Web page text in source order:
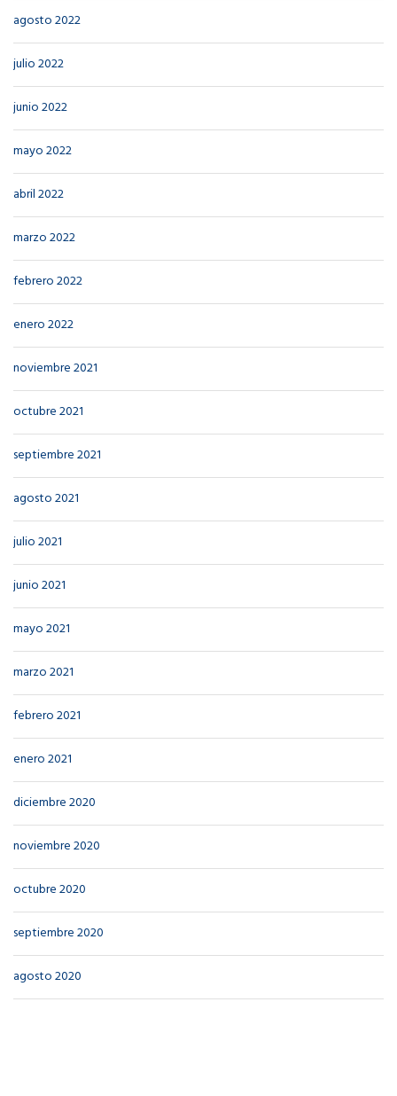
agosto 2022
julio 2022
junio 2022
mayo 2022
abril 2022
marzo 2022
febrero 2022
enero 2022
noviembre 2021
octubre 2021
septiembre 2021
agosto 2021
julio 2021
junio 2021
mayo 2021
marzo 2021
febrero 2021
enero 2021
diciembre 2020
noviembre 2020
octubre 2020
septiembre 2020
agosto 2020